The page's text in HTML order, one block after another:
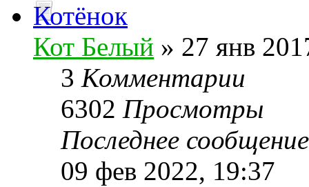
Котёнок
Кот Белый » 27 янв
3 Комментарии
6302 Просмотры
Последнее
09 фев 2022, 19:37